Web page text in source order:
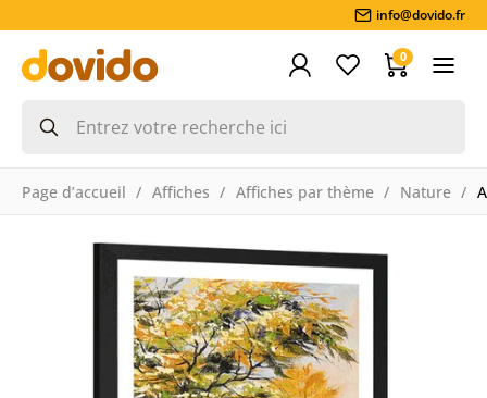
info@dovido.fr
0
Page d’accueil Affiches Affiches par thème Nature